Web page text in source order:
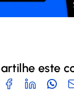
este